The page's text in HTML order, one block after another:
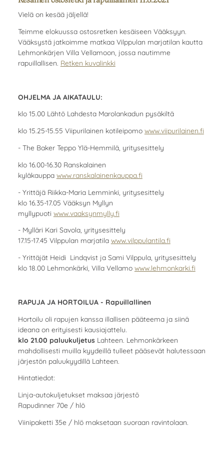
Vielä on kesää jäljellä!
Teimme elokuussa ostosretken kesäiseen Vääksyyn.
Vääksystä jatkoimme matkaa Vilppulan marjatilan kautta
Lehmonkärjen Villa Vellamoon, jossa nautimme
rapuillallisen. Retken kuvalinkki
OHJELMA JA AIKATAULU:
klo 15.00 Lähtö Lahdesta Marolankadun pysäkiltä
klo 15.25-15.55 Viipurilainen kotileipomo www.viipurilainen.fi
- The Baker Teppo Ylä-Hemmilä, yritysesittely
klo 16.00-16.30 Ranskalainen
kyläkauppa www.ranskalainenkauppa.fi
- Yrittäjä Riikka-Maria Lemminki, yritysesittely
klo 16.35-17.05 Vääksyn Myllyn
myllypuoti www.vaaksynmylly.fi
- Mylläri Kari Savola, yritysesittely
17.15-17.45 Vilppulan marjatila www.vilppulantila.fi
- Yrittäjät Heidi Lindqvist ja Sami Vilppula, yritysesittely
klo 18.00 Lehmonkärki, Villa Vellamo www.lehmonkarki.fi
RAPUJA JA HORTOILUA - Rapuillallinen
Hortoilu oli rapujen kanssa illallisen pääteema ja siinä
ideana on erityisesti kausiajattelu.
klo 21.00 paluukuljetus Lahteen. Lehmonkärkeen
mahdollisesti muilla kyydeillä tulleet pääsevät halutessaan
järjestön paluukyydillä Lahteen.
Hintatiedot:
Linja-autokuljetukset maksaa järjestö
Rapudinner 70e / hlö
Viinipaketti 35e / hlö maksetaan suoraan ravintolaan.